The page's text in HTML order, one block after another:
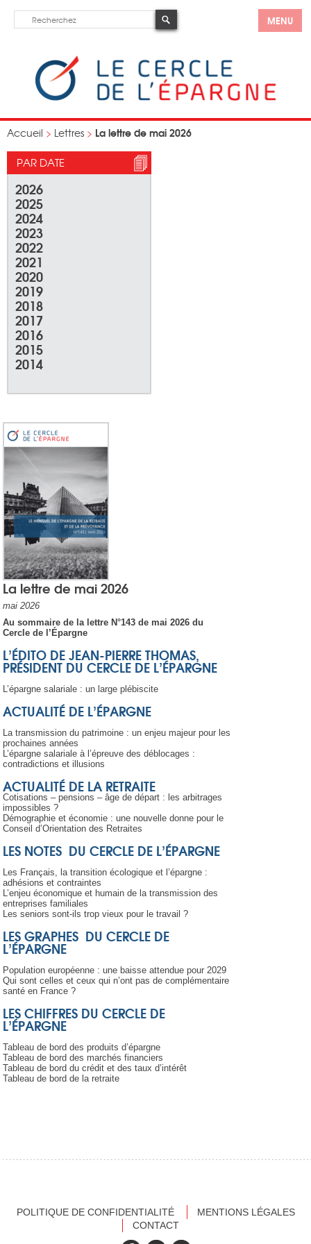
MENU
Accueil > Lettres > La lettre de mai 2026
PAR DATE
2026
2025
2024
2023
2022
2021
2020
2019
2018
2017
2016
2015
2014
La lettre de mai 2026
mai 2026
Au sommaire de la lettre N°143de mai2026 du
Cercle de l’Épargne
L’ÉDITO DE JEAN-PIERRE THOMAS,
PRÉSIDENT DU CERCLE DE L’ÉPARGNE
L’épargne salariale : un large plébiscite
ACTUALITÉ DE L’ÉPARGNE
La transmission du patrimoine : un enjeu majeur pour les
prochaines années
L’épargne salariale à l’épreuve des déblocages :
contradictions et illusions
ACTUALITÉ DE LA RETRAITE
Cotisations – pensions – âge de départ : les arbitrages
impossibles ?
Démographie et économie : une nouvelle donne pour le
Conseil d’Orientation des Retraites
LES NOTES DU CERCLE DE L’ÉPARGNE
Les Français, la transition écologique et l’épargne :
adhésions et contraintes
L’enjeu économique et humain de la transmission des
entreprises familiales
Les seniors sont-ils trop vieux pour le travail ?
LES GRAPHES DU CERCLE DE
L’ÉPARGNE
Population européenne : une baisse attendue pour 2029
Qui sont celles et ceux qui n’ont pas de complémentaire
santé en France ?
LES CHIFFRES DU CERCLE DE
L’ÉPARGNE
Tableau de bord des produits d’épargne
Tableau de bord des marchés financiers
Tableau de bord du crédit et des taux d’intérêt
Tableau de bord de la retraite
POLITIQUE DE CONFIDENTIALITÉ
MENTIONS LÉGALES
CONTACT